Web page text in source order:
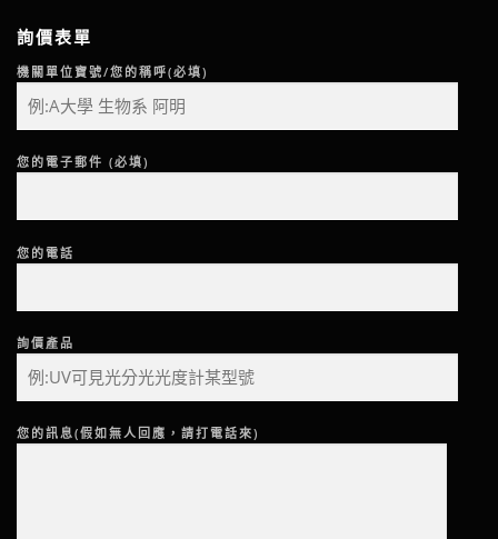
詢價表單
機關單位寶號/您的稱呼(必填)
您的電子郵件 (必填)
您的電話
詢價產品
您的訊息(假如無人回應，請打電話來)